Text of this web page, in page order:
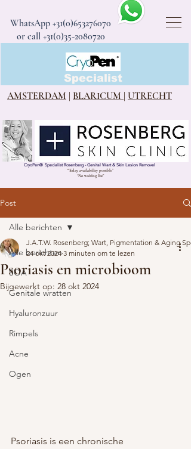
WhatsApp +31(0)653276070
or call +31(0)35-2080720
CryoPen®
Specialist
AMSTERDAM
BLARICUM UTRECHT
CryoPen® Specialist Rosenberg - Genital Wart & Skin Lesion Removel
“Today availability possible”
“No waiting list”
Post
Alle berichten
SOA
Genitale wratten
Hyaluronzuur
Rimpels
Acne
Ogen
Alle berichten
Psoriasis en microbioom
J.A.T.W. Rosenberg; Wart, Pigmentation & Aging
24 okt 2024 3 minuten om te lezen
Bijgewerkt op: 28 okt 2024
Psoriasis is een chronische